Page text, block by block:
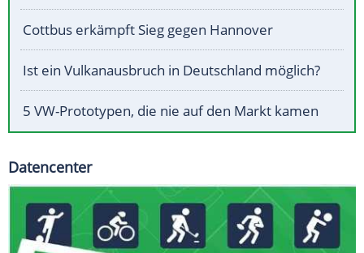
Cottbus erkämpft Sieg gegen Hannover
Ist ein Vulkanausbruch in Deutschland möglich?
5 VW-Prototypen, die nie auf den Markt kamen
Datencenter